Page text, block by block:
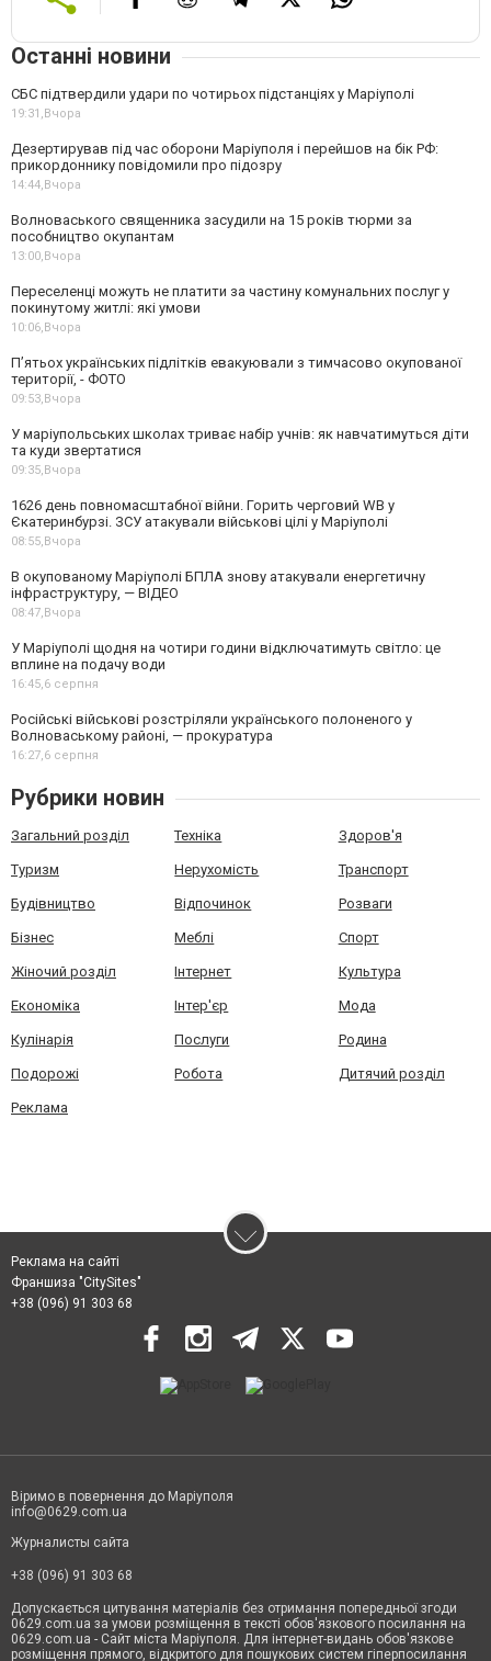
Останні новини
СБС підтвердили удари по чотирьох підстанціях у Маріуполі
19:31,Вчора
Дезертирував під час оборони Маріуполя і перейшов на бік РФ:
прикордоннику повідомили про підозру
14:44,Вчора
Волноваського священника засудили на 15 років тюрми за
пособництво окупантам
13:00,Вчора
Переселенці можуть не платити за частину комунальних послуг у
покинутому житлі: які умови
10:06,Вчора
П’ятьох українських підлітків евакуювали з тимчасово окупованої
території, - ФОТО
09:53,Вчора
У маріупольських школах триває набір учнів: як навчатимуться діти
та куди звертатися
09:35,Вчора
1626 день повномасштабної війни. Горить черговий WB у
Єкатеринбурзі. ЗСУ атакували військові цілі у Маріуполі
08:55,Вчора
В окупованому Маріуполі БПЛА знову атакували енергетичну
інфраструктуру, — ВІДЕО
08:47,Вчора
У Маріуполі щодня на чотири години відключатимуть світло: це
вплине на подачу води
16:45,6 серпня
Російські військові розстріляли українського полоненого у
Волноваському районі, — прокуратура
16:27,6 серпня
Рубрики новин
Загальний розділ Техніка Здоров'я
Туризм Нерухомість Транспорт
Будівництво Відпочинок Розваги
Бізнес Меблі Спорт
Жіночий розділ Інтернет Культура
Економіка Інтер'єр Мода
Кулінарія Послуги Родина
Подорожі Робота Дитячий розділ
Реклама
Реклама на сайті
Франшиза "CitySites"
+38 (096) 91 303 68
Віримо в повернення до Маріуполя
info@0629.com.ua
Журналисты сайта
+38 (096) 91 303 68
Допускається цитування матеріалів без отримання попередньої згоди
0629.com.ua за умови розміщення в тексті обов'язкового посилання на
0629.com.ua - Сайт міста Маріуполя. Для інтернет-видань обов'язкове
розміщення прямого, відкритого для пошукових систем гіперпосилання